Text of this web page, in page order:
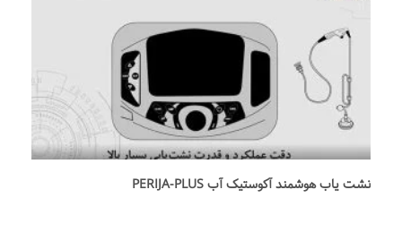
نشت یاب هوشمند آکوستیک آب PERIJA-PLUS